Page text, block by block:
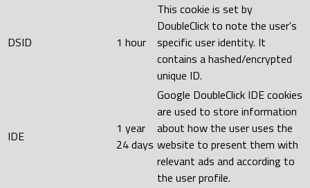
DSID 1 hour
This cookie is set by
DoubleClick to note the user's
specific user identity. It
contains a hashed/encrypted
unique ID.
IDE
1 year
24 days
Google DoubleClick IDE cookies
are used to store information
about how the user uses the
website to present them with
relevant ads and according to
the user profile.